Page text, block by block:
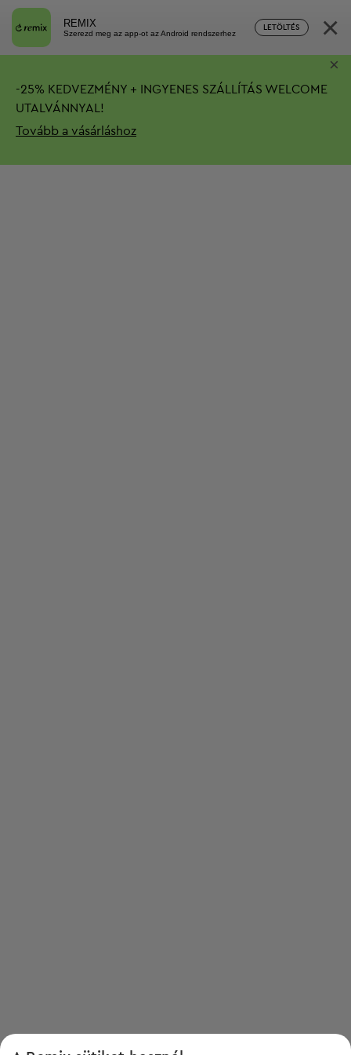
REMIX
Szerezd meg az app-ot az Android rendszerhez
LETÖLTÉS ×
-25% KEDVEZMÉNY + INGYENES SZÁLLÍTÁS WELCOME
UTALVÁNNYAL!
Tovább a vásárláshoz
×